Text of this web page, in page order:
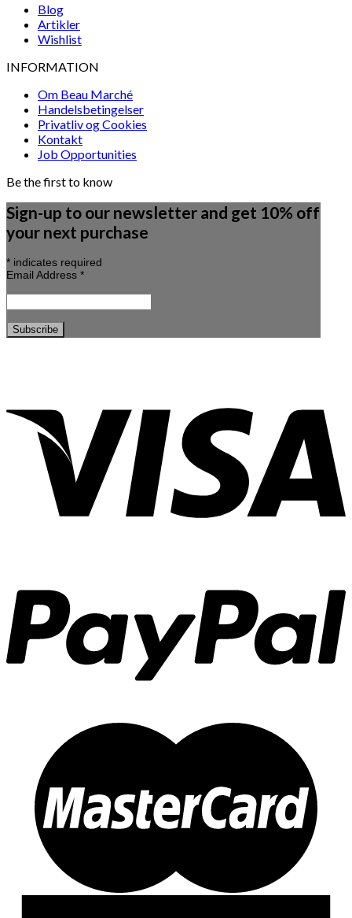
Blog
Artikler
Wishlist
INFORMATION
Om Beau Marché
Handelsbetingelser
Privatliv og Cookies
Kontakt
Job Opportunities
Be the first to know
Sign-up to our newsletter and get 10% off
your next purchase
* indicates required
Email Address *